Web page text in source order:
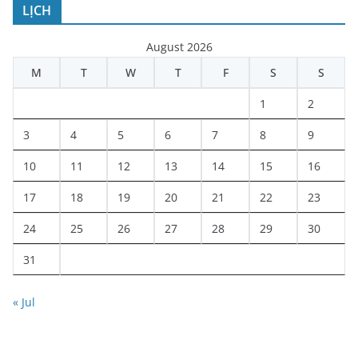
LỊCH
August 2026
M
T W T F S S
1 2
3 4 5 6 7 8 9
10 11 12 13 14 15 16
17 18 19 20 21 22 23
24 25 26 27 28 29 30
31
« Jul